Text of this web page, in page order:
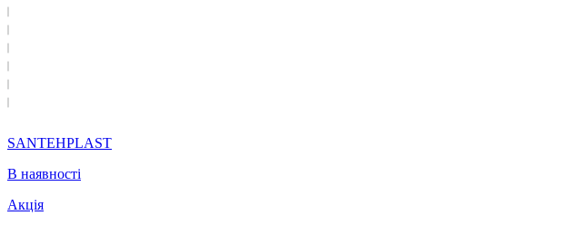
SANTEHPLAST
В наявності
Акція